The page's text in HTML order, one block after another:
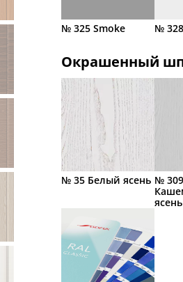
№ 325 Smoke №
Окрашенный
№ 35 Белый ясень № 309
ясень